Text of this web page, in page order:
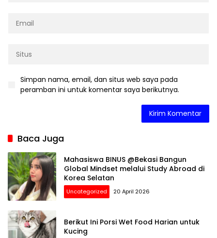
Simpan nama, email, dan situs web saya pada
peramban ini untuk komentar saya berikutnya.
Baca Juga
Mahasiswa BINUS @Bekasi Bangun
Global Mindset melalui Study Abroad di
Korea Selatan
Uncategorized 20 April 2026
Berikut Ini Porsi Wet Food Harian untuk
Kucing